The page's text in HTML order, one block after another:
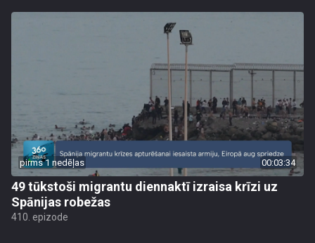
pirms 1 nedēļas 00:03:34
49 tūkstoši migrantu diennaktī izraisa krīzi uz
Spānijas robežas
410. epizode